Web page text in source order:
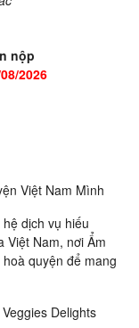
nộp
2026
Việt Nam Mình
dịch vụ hiếu
Việt Nam, nơi Ẩm
quyện để mang
Delights